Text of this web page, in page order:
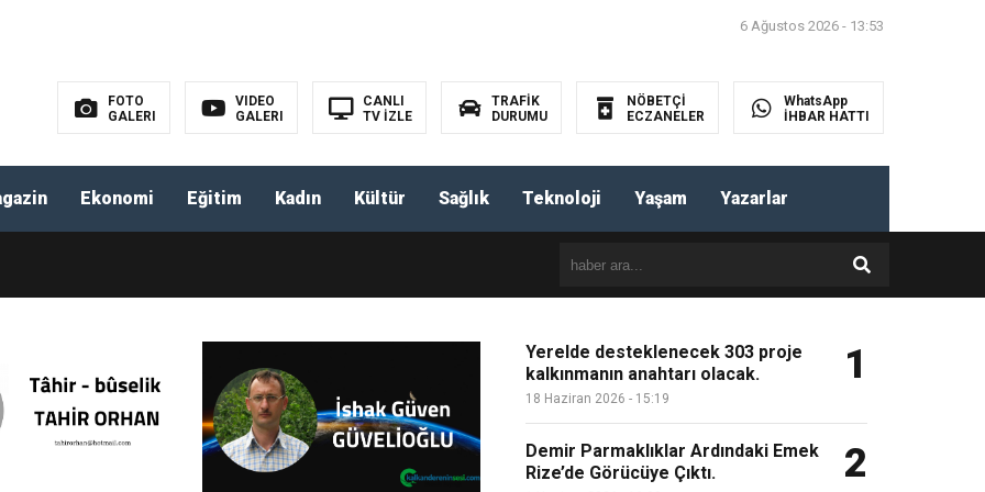
6 Ağustos 2026 - 13:53
FOTO
GALERI
VIDEO
GALERI
CANLI
TV İZLE
TRAFİK
DURUMU
NÖBETÇİ
ECZANELER
WhatsApp
İHBAR HATTI
Ekonomi Eğitim Kadın Kültür Sağlık Teknoloji Yaşam Yazarlar
çıktı.
ve kuruluşlarının kadrolarına yerleştirme sonuçları açıklandı.
Yerelde desteklenecek 303 proje
kalkınmanın anahtarı olacak.
18 Haziran 2026 - 15:19
1
Demir Parmaklıklar Ardındaki Emek
Rize’de Görücüye Çıktı.
2